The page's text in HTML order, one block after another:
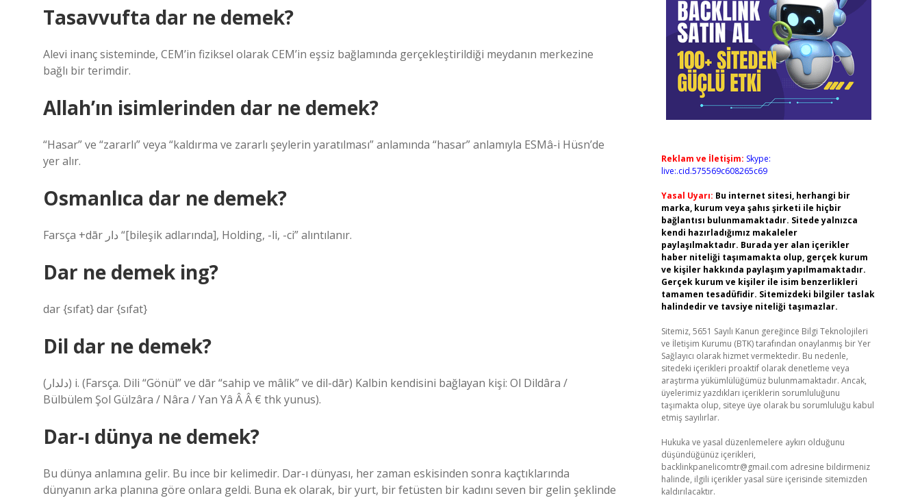
Tasavvufta dar ne demek?
Alevi inanç sisteminde, CEM’in fiziksel olarak CEM’in eşsiz bağlamında gerçekleştirildiği meydanın merkezine
bağlı bir terimdir.
Allah’ın isimlerinden dar ne demek?
“Hasar” ve “zararlı” veya “kaldırma ve zararlı şeylerin yaratılması” anlamında “hasar” anlamıyla ESMâ-i Hüsn’de
yer alır.
Osmanlıca dar ne demek?
Farsça +dār دار “[bileşik adlarında], Holding, -li, -ci” alıntılanır.
Dar ne demek ing?
dar {sıfat} dar {sıfat}
Dil dar ne demek?
(ﺩﻟﺪﺍﺭ) i. (Farsça. Dili “Gönül” ve dār “sahip ve mâlik” ve dil-dār) Kalbin kendisini bağlayan kişi: Ol Dildâra /
Bülbülem Şol Gülzâra / Nâra / Yan Yâ Â Â € thk yunus).
Dar-ı dünya ne demek?
Bu dünya anlamına gelir. Bu ince bir kelimedir. Dar-ı dünyası, her zaman eskisinden sonra kaçtıklarında
dünyanın arka planına göre onlara geldi. Buna ek olarak, bir yurt, bir fetüsten bir kadını seven bir gelin şeklinde
Reklam ve İletişim: Skype:
live:.cid.575569c608265c69
Yasal Uyarı: Bu internet sitesi, herhangi bir
marka, kurum veya şahıs şirketi ile hiçbir
bağlantısı bulunmamaktadır. Sitede yalnızca
kendi hazırladığımız makaleler
paylaşılmaktadır. Burada yer alan içerikler
haber niteliği taşımamakta olup, gerçek kurum
ve kişiler hakkında paylaşım yapılmamaktadır.
Gerçek kurum ve kişiler ile isim benzerlikleri
tamamen tesadüfidir. Sitemizdeki bilgiler taslak
halindedir ve tavsiye niteliği taşımazlar.
Sitemiz, 5651 Sayılı Kanun gereğince Bilgi Teknolojileri
ve İletişim Kurumu (BTK) tarafından onaylanmış bir Yer
Sağlayıcı olarak hizmet vermektedir. Bu nedenle,
sitedeki içerikleri proaktif olarak denetleme veya
araştırma yükümlülüğümüz bulunmamaktadır. Ancak,
üyelerimiz yazdıkları içeriklerin sorumluluğunu
taşımakta olup, siteye üye olarak bu sorumluluğu kabul
etmiş sayılırlar.
Hukuka ve yasal düzenlemelere aykırı olduğunu
düşündüğünüz içerikleri,
backlinkpanelicomtr@gmail.com adresine bildirmeniz
halinde, ilgili içerikler yasal süre içerisinde sitemizden
kaldırılacaktır.